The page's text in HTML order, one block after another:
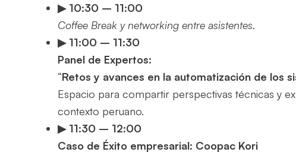
▶ 10:30 – 11:00
Coffee Break y networking entre asistentes.
▶ 11:00 – 11:30
Panel de Expertos:
“Retos y avances en la automatización de los
Espacio para compartir perspectivas técnicas y
contexto peruano.
▶ 11:30 – 12:00
Caso de Éxito empresarial: Coopac Kori